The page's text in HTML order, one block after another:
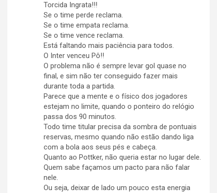
Torcida Ingrata!!!
Se o time perde reclama.
Se o time empata reclama.
Se o time vence reclama.
Está faltando mais paciência para todos.
O Inter venceu Pô!!
O problema não é sempre levar gol quase no
final, e sim não ter conseguido fazer mais
durante toda a partida.
Parece que a mente e o físico dos jogadores
estejam no limite, quando o ponteiro do relógio
passa dos 90 minutos.
Todo time titular precisa da sombra de pontuais
reservas, mesmo quando não estão dando liga
com a bola aos seus pés e cabeça.
Quanto ao Pottker, não queria estar no lugar dele.
Quem sabe façamos um pacto para não falar
nele.
Ou seja, deixar de lado um pouco esta energia